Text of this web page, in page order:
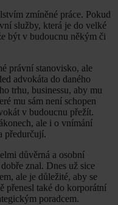
zmíněné práce. Pokud
služby, která je do velké
být v budoucnu někým či
právní stanovisko, ale
advokáta do daného
trhu, businessu, aby mu
mu sám není schopen
v budoucnu přežít.
ale i o vnímání
předurčují.
důvěrná a osobní
znal. Dnes už sice
ale je důležité, aby se
přenesl také do korporátní
poradcem.